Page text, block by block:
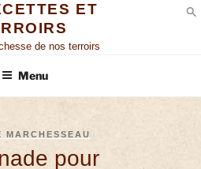
ET
de nos terroirs
Menu
MARCHESSEAU
pour